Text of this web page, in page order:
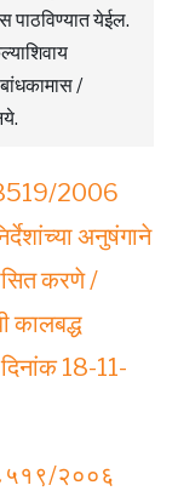
पाठविण्यात येईल.
/
2006
अनुषंगाने
करणे /
कालबद्ध
18-11-
२००६